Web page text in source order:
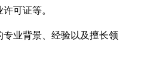
可证等。
专业背景、经验以及擅长领